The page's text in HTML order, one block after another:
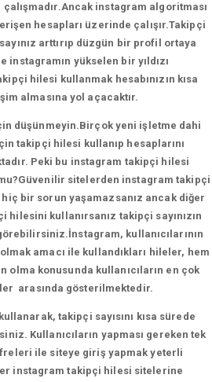
çalışmadır.Ancak instagram algoritması
hesapları üzerinde çalışır.Takipçi
arttırıp düzgün bir profil ortaya
instagramın yükselen bir yıldızı
hilesi kullanmak hesabınızın kısa
almasına yol açacaktır.
düşünmeyin.Birçok yeni işletme dahi
takipçi hilesi kullanıp hesaplarını
Peki bu instagram takipçi hilesi
sitelerden instagram takipçi
bir sorun yaşamazsanız ancak diğer
kullanırsanız takipçi sayınızın
kullanıcılarının
amacı ile kullandıkları hileler, hem
olma konusunda kullanıcıların en çok
arasında gösterilmektedir.
takipçi sayısını kısa sürede
Kullanıcıların yapması gereken tek
ile siteye giriş yapmak yeterli
instagram takipçi hilesi sitelerine